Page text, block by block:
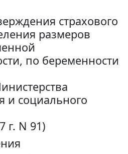
страхового
размеров
по беременности
и социального
г. N 91)